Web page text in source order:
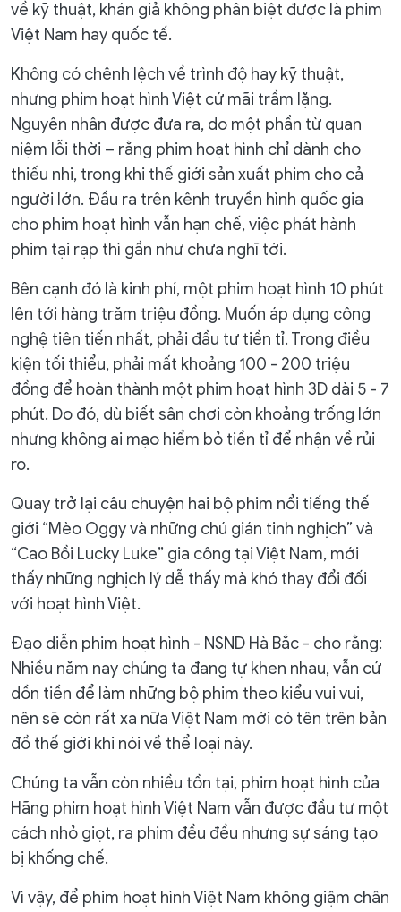
về kỹ thuật, khán giả không phân biệt được là phim
Việt Nam hay quốc tế.
Không có chênh lệch về trình độ hay kỹ thuật,
nhưng phim hoạt hình Việt cứ mãi trầm lặng.
Nguyên nhân được đưa ra, do một phần từ quan
niệm lỗi thời – rằng phim hoạt hình chỉ dành cho
thiếu nhi, trong khi thế giới sản xuất phim cho cả
người lớn. Đầu ra trên kênh truyền hình quốc gia
cho phim hoạt hình vẫn hạn chế, việc phát hành
phim tại rạp thì gần như chưa nghĩ tới.
Bên cạnh đó là kinh phí, một phim hoạt hình 10 phút
lên tới hàng trăm triệu đồng. Muốn áp dụng công
nghệ tiên tiến nhất, phải đầu tư tiền tỉ. Trong điều
kiện tối thiểu, phải mất khoảng 100 - 200 triệu
đồng để hoàn thành một phim hoạt hình 3D dài 5 - 7
phút. Do đó, dù biết sân chơi còn khoảng trống lớn
nhưng không ai mạo hiểm bỏ tiền tỉ để nhận về rủi
ro.
Quay trở lại câu chuyện hai bộ phim nổi tiếng thế
giới “Mèo Oggy và những chú gián tinh nghịch” và
“Cao Bồi Lucky Luke” gia công tại Việt Nam, mới
thấy những nghịch lý dễ thấy mà khó thay đổi đối
với hoạt hình Việt.
Đạo diễn phim hoạt hình - NSND Hà Bắc - cho rằng:
Nhiều năm nay chúng ta đang tự khen nhau, vẫn cứ
dồn tiền để làm những bộ phim theo kiểu vui vui,
nên sẽ còn rất xa nữa Việt Nam mới có tên trên bản
đồ thế giới khi nói về thể loại này.
Chúng ta vẫn còn nhiều tồn tại, phim hoạt hình của
Hãng phim hoạt hình Việt Nam vẫn được đầu tư một
cách nhỏ giọt, ra phim đều đều nhưng sự sáng tạo
bị khống chế.
Vì vậy, để phim hoạt hình Việt Nam không giậm chân